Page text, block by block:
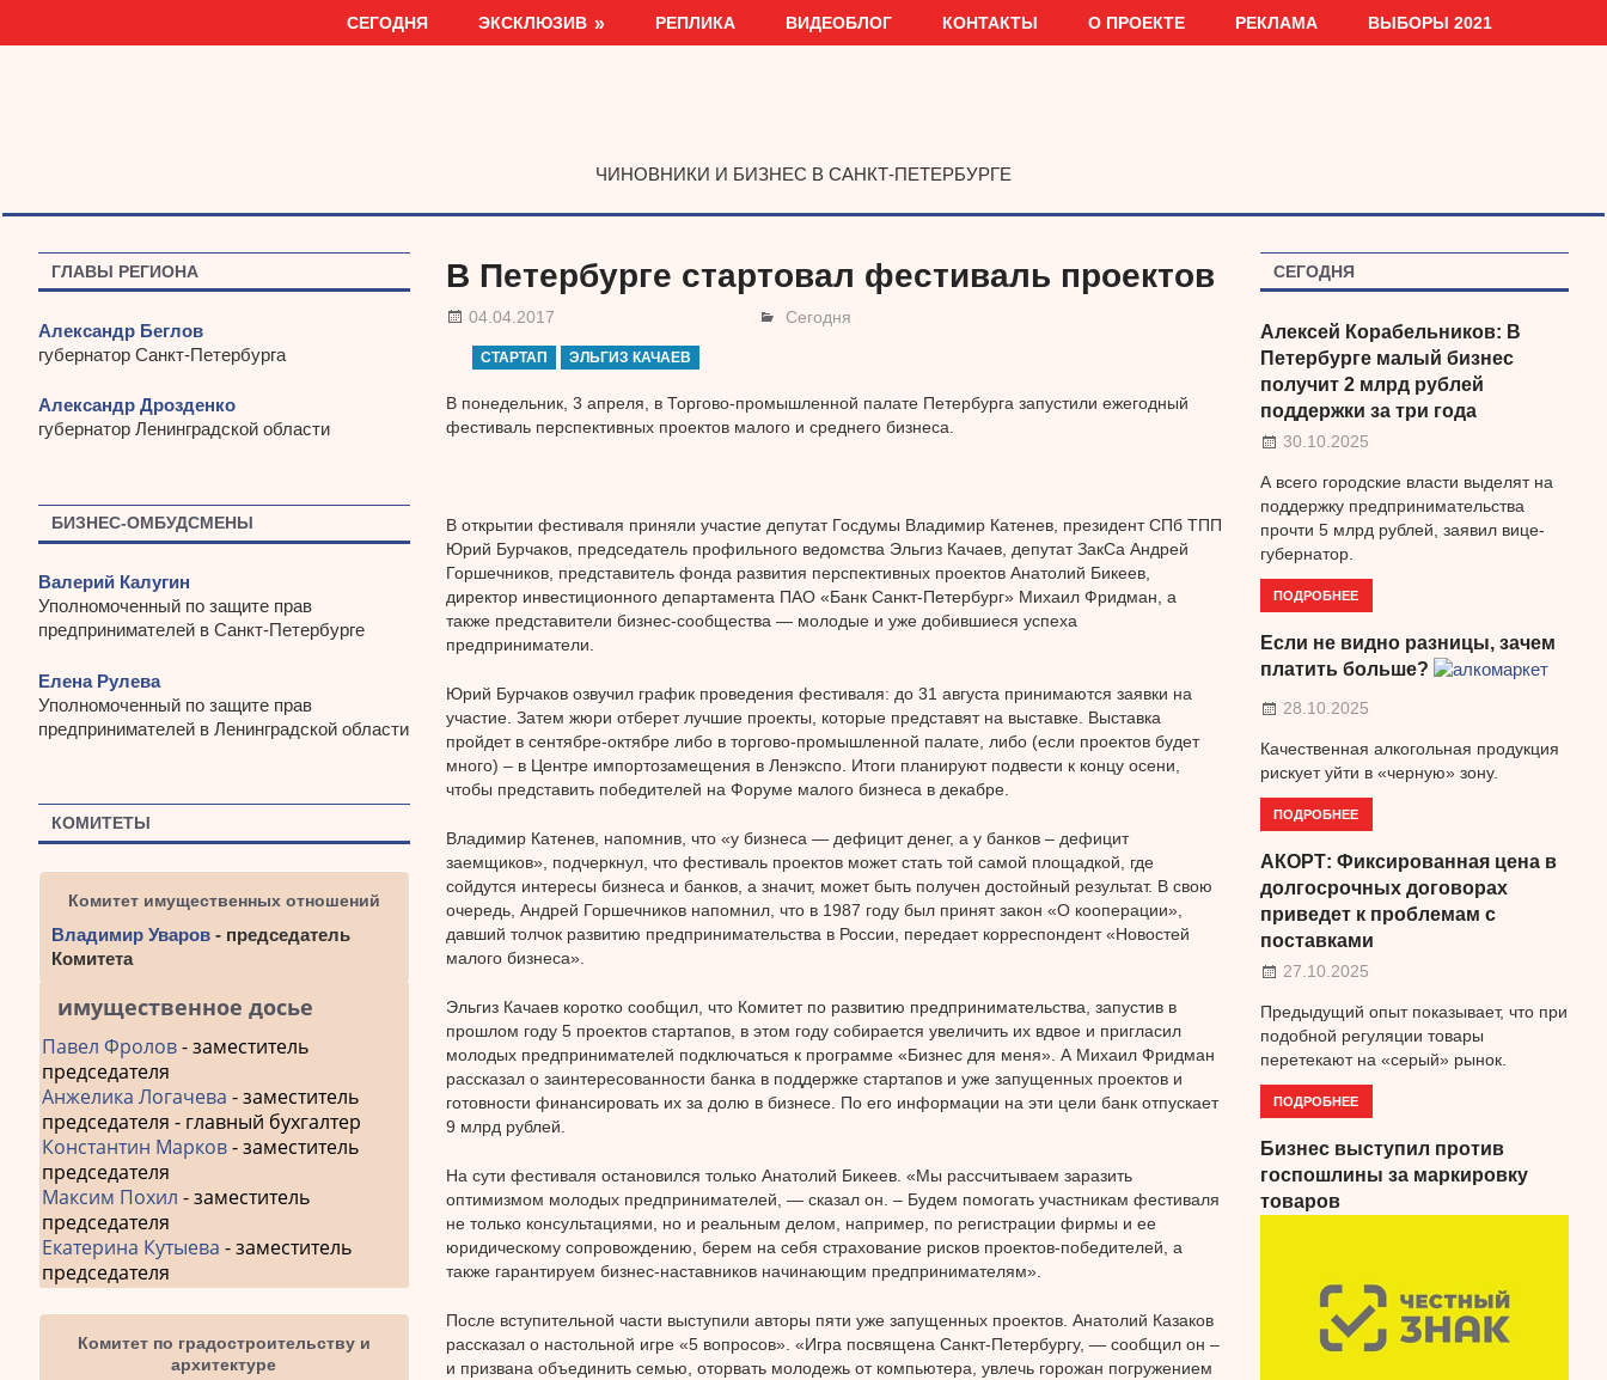
СЕГОДНЯ ЭКСКЛЮЗИВ РЕПЛИКА ВИДЕОБЛОГ КОНТАКТЫ О ПРОЕКТЕ РЕКЛАМА ВЫБОРЫ 2021
ЧИНОВНИКИ И БИЗНЕС В САНКТ-ПЕТЕРБУРГЕ
В Петербурге стартовал фестиваль проектов
04.04.2017 Сегодня
СТАРТАП ЭЛЬГИЗ КАЧАЕВ
В понедельник, 3 апреля, в Торгово-промышленной палате Петербурга запустили ежегодный
фестиваль перспективных проектов малого и среднего бизнеса.
В открытии фестиваля приняли участие депутат Госдумы Владимир Катенев, президент СПб ТПП
Юрий Бурчаков, председатель профильного ведомства Эльгиз Качаев, депутат ЗакСа Андрей
Горшечников, представитель фонда развития перспективных проектов Анатолий Бикеев,
директор инвестиционного департамента ПАО «Банк Санкт-Петербург» Михаил Фридман, а
также представители бизнес-сообщества — молодые и уже добившиеся успеха
предприниматели.
Юрий Бурчаков озвучил график проведения фестиваля: до 31 августа принимаются заявки на
участие. Затем жюри отберет лучшие проекты, которые представят на выставке. Выставка
пройдет в сентябре-октябре либо в торгово-промышленной палате, либо (если проектов будет
много) – в Центре импортозамещения в Ленэкспо. Итоги планируют подвести к концу осени,
чтобы представить победителей на Форуме малого бизнеса в декабре.
Владимир Катенев, напомнив, что «у бизнеса — дефицит денег, а у банков – дефицит
заемщиков», подчеркнул, что фестиваль проектов может стать той самой площадкой, где
сойдутся интересы бизнеса и банков, а значит, может быть получен достойный результат. В свою
очередь, Андрей Горшечников напомнил, что в 1987 году был принят закон «О кооперации»,
давший толчок развитию предпринимательства в России, передает корреспондент «Новостей
малого бизнеса».
Эльгиз Качаев коротко сообщил, что Комитет по развитию предпринимательства, запустив в
прошлом году 5 проектов стартапов, в этом году собирается увеличить их вдвое и пригласил
молодых предпринимателей подключаться к программе «Бизнес для меня». А Михаил Фридман
рассказал о заинтересованности банка в поддержке стартапов и уже запущенных проектов и
готовности финансировать их за долю в бизнесе. По его информации на эти цели банк отпускает
9 млрд рублей.
На сути фестиваля остановился только Анатолий Бикеев. «Мы рассчитываем заразить
оптимизмом молодых предпринимателей, — сказал он. – Будем помогать участникам фестиваля
не только консультациями, но и реальным делом, например, по регистрации фирмы и ее
юридическому сопровождению, берем на себя страхование рисков проектов-победителей, а
также гарантируем бизнес-наставников начинающим предпринимателям».
После вступительной части выступили авторы пяти уже запущенных проектов. Анатолий Казаков
рассказал о настольной игре «5 вопросов». «Игра посвящена Санкт-Петербургу, — сообщил он –
и призвана объединить семью, оторвать молодежь от компьютера, увлечь горожан погружением
ГЛАВЫ РЕГИОНА
Александр Беглов
губернатор Санкт-Петербурга
Александр Дрозденко
губернатор Ленинградской области
БИЗНЕС-ОМБУДСМЕНЫ
Валерий Калугин
Уполномоченный по защите прав
предпринимателей в Санкт-Петербурге
Елена Рулева
Уполномоченный по защите прав
предпринимателей в Ленинградской области
КОМИТЕТЫ
Комитет имущественных отношений
Владимир Уваров - председатель
Комитета
имущественное досье
Павел Фролов- заместитель
председателя
Анжелика Логачева - заместитель
председателя - главный бухгалтер
Константин Марков- заместитель
председателя
Максим Похил - заместитель
председателя
Екатерина Кутыева - заместитель
председателя
Комитет по градостроительству и
архитектуре
СЕГОДНЯ
Алексей Корабельников: В
Петербурге малый бизнес
получит 2 млрд рублей
поддержки за три года
30.10.2025
А всего городские власти выделят на
поддержку предпринимательства
прочти 5 млрд рублей, заявил вице-
губернатор.
ПОДРОБНЕЕ
Если не видно разницы, зачем
платить больше?
28.10.2025
Качественная алкогольная продукция
рискует уйти в «черную» зону.
ПОДРОБНЕЕ
АКОРТ: Фиксированная цена в
долгосрочных договорах
приведет к проблемам с
поставками
27.10.2025
Предыдущий опыт показывает, что при
подобной регуляции товары
перетекают на «серый» рынок.
ПОДРОБНЕЕ
Бизнес выступил против
госпошлины за маркировку
товаров